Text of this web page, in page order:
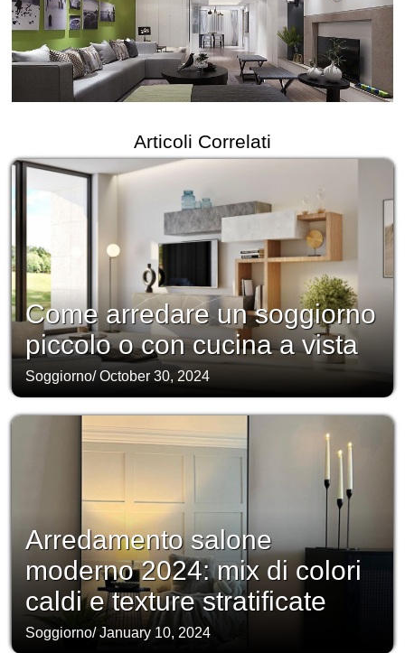
Articoli Correlati
Come arredare un soggiorno
piccolo o con cucina a vista
Soggiorno/October 30, 2024
Arredamento salone
moderno 2024: mix di colori
caldi e texture stratificate
Soggiorno/January 10, 2024